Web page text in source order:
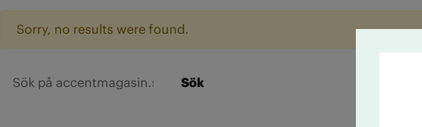
Sorry, no results were found.
Sök